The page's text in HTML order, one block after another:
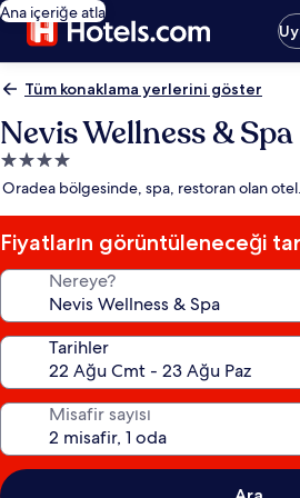
Ana içeriğe atla
Tüm konaklama yerlerini göster
Nevis Wellness & Spa
4.0
yıldızlı
yeri
Oradea bölgesinde, spa, restoran olan otel.
Fiyatların görüntüleneceği
Nereye?
Tarihler
Misafir sayısı